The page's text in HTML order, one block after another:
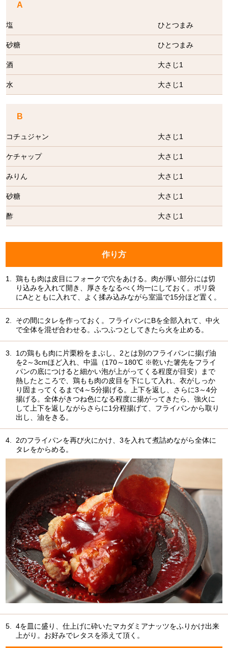
A
塩 ひとつまみ
砂糖 ひとつまみ
酒 大さじ1
水 大さじ1
B
コチュジャン 大さじ1
ケチャップ 大さじ1
みりん 大さじ1
砂糖 大さじ1
酢 大さじ1
作り方
1.
鶏もも肉は皮目にフォークで穴をあける。肉が厚い部分には切
り込みを入れて開き、厚さをなるべく均一にしておく。ポリ袋
にAとともに入れて、よく揉み込みながら室温で15分ほど置く。
2.
その間にタレを作っておく。フライパンにBを全部入れて、中火
で全体を混ぜ合わせる。ふつふつとしてきたら火を止める。
3.
1の鶏もも肉に片栗粉をまぶし、2とは別のフライパンに揚げ油
を2～3cmほど入れ、中温（170～180℃ ※乾いた箸先をフライ
パンの底につけると細かい泡が上がってくる程度が目安）まで
熱したところで、鶏もも肉の皮目を下にして入れ、衣がしっか
り固まってくるまで4～5分揚げる。上下を返し、さらに3～4分
揚げる。全体がきつね色になる程度に揚がってきたら、強火に
して上下を返しながらさらに1分程揚げて、フライパンから取り
出し、油をきる。
4. 2のフライパンを再び火にかけ、3を入れて煮詰めながら全体に
タレをからめる。
5.
4を皿に盛り、仕上げに砕いたマカダミアナッツをふりかけ出来
上がり。お好みでレタスを添えて頂く。